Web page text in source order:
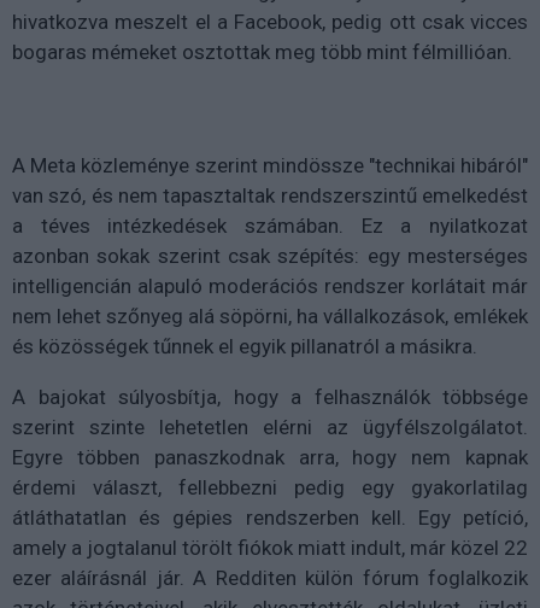
hivatkozva meszelt el a Facebook, pedig ott csak vicces
bogaras mémeket osztottak meg több mint félmillióan.
A Meta közleménye szerint mindössze "technikai hibáról"
van szó, és nem tapasztaltak rendszerszintű emelkedést
a téves intézkedések számában. Ez a nyilatkozat
azonban sokak szerint csak szépítés: egy mesterséges
intelligencián alapuló moderációs rendszer korlátait már
nem lehet szőnyeg alá söpörni, ha vállalkozások, emlékek
és közösségek tűnnek el egyik pillanatról a másikra.
A bajokat súlyosbítja, hogy a felhasználók többsége
szerint szinte lehetetlen elérni az ügyfélszolgálatot.
Egyre többen panaszkodnak arra, hogy nem kapnak
érdemi választ, fellebbezni pedig egy gyakorlatilag
átláthatatlan és gépies rendszerben kell. Egy petíció,
amely a jogtalanul törölt fiókok miatt indult, már közel 22
ezer aláírásnál jár. A Redditen külön fórum foglalkozik